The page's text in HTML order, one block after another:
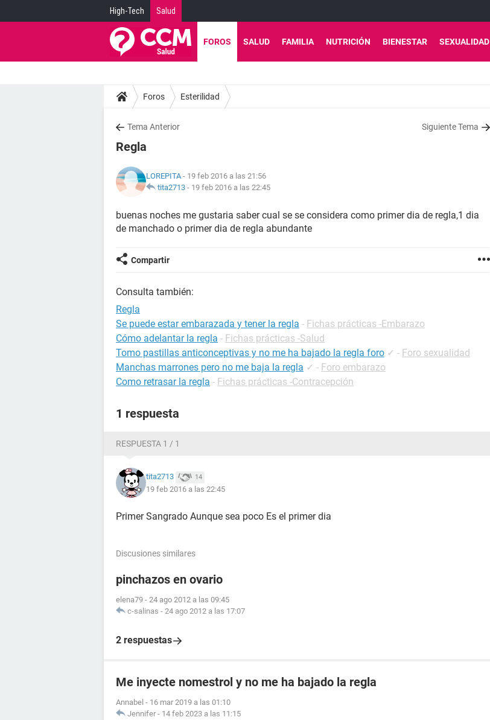
High-Tech Salud
FOROS SALUD FAMILIA NUTRICIÓN BIENESTAR SEXUALIDAD
Foros Esterilidad
Tema Anterior Siguiente Tema
Regla
LOREPITA- 19 feb 2016 a las 21:56
tita2713 - 19 feb 2016 a las 22:45
buenas noches me gustaria saber cual se se considera como primer dia de regla,1 dia
de manchado o primer dia de regla abundante
Compartir
Consulta también:
Regla
Se puede estar embarazada y tener la regla - Fichas prácticas -Embarazo
Cómo adelantar la regla - Fichas prácticas -Salud
Tomo pastillas anticonceptivas y no me ha bajado la regla foro ✓ - Foro sexualidad
Manchas marrones pero no me baja la regla ✓ - Foro embarazo
Como retrasar la regla - Fichas prácticas -Contracepción
1 respuesta
RESPUESTA 1 / 1
tita2713 14
19 feb 2016 a las 22:45
Primer Sangrado Aunque sea poco Es el primer dia
Discusiones similares
pinchazos en ovario
elena79 - 24 ago 2012 a las 09:45
c-salinas - 24 ago 2012 a las 17:07
2 respuestas
Me inyecte nomestrol y no me ha bajado la regla
Annabel - 16 mar 2019 a las 01:10
Jennifer - 14 feb 2023 a las 11:15